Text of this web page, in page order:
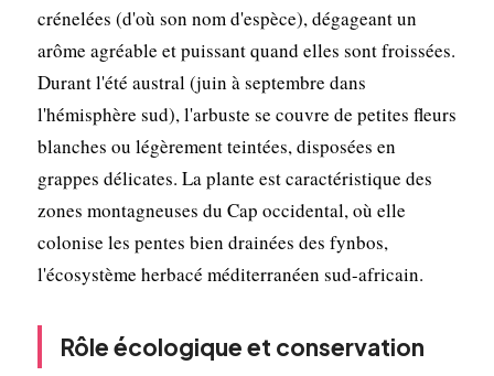
crénelées (d'où son nom d'espèce), dégageant un
arôme agréable et puissant quand elles sont froissées.
Durant l'été austral (juin à septembre dans
l'hémisphère sud), l'arbuste se couvre de petites fleurs
blanches ou légèrement teintées, disposées en
grappes délicates. La plante est caractéristique des
zones montagneuses du Cap occidental, où elle
colonise les pentes bien drainées des fynbos,
l'écosystème herbacé méditerranéen sud-africain.
Rôle écologique et conservation